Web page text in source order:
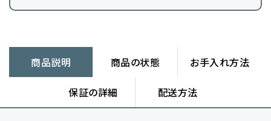
商品説明 商品の状態 お手入れ方法
保証の詳細 配送方法